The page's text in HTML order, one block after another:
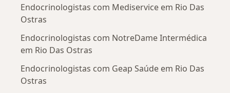
Endocrinologistas com Mediservice em Rio Das
Ostras
Endocrinologistas com NotreDame Intermédica
em Rio Das Ostras
Endocrinologistas com Geap Saúde em Rio Das
Ostras